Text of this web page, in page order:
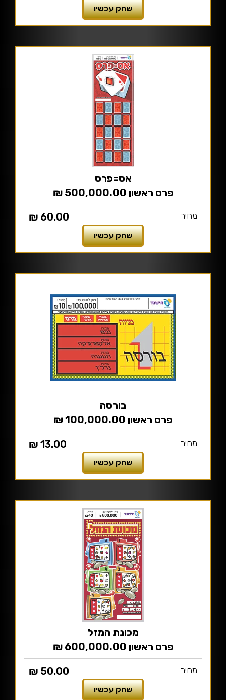
שחק עכשיו
אס‫=‬פרס
פרס ראשון 500,000.00 ₪
מחיר 60.00 ₪
שחק עכשיו
בורסה
פרס ראשון 100,000.00 ₪
מחיר 13.00 ₪
שחק עכשיו
מכונת המזל
פרס ראשון 600,000.00 ₪
מחיר 50.00 ₪
שחק עכשיו